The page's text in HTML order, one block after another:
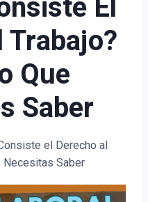
Trabajo?
Que
Saber
el Derecho al
Necesitas Saber